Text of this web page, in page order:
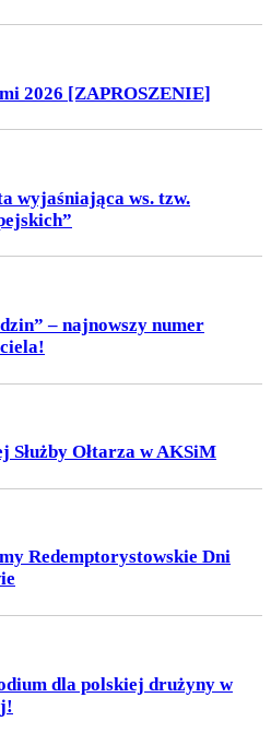
2026 [ZAPROSZENIE]
wyjaśniająca ws. tzw.
– najnowszy numer
Ołtarza w AKSiM
Redemptorystowskie Dni
dla polskiej drużyny w